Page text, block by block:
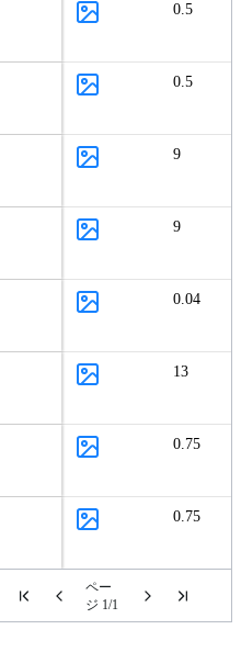
0.5
0.5
9
9
0.04
13
0.75
0.75
ペー
ジ 1/1